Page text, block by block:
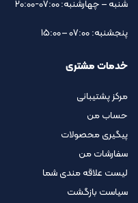
شنبه – چهارشنبه: 07:00-20:00
پنجشنبه: 07:00 – 15:00
خدمات مشتری
مرکز پشتیبانی
حساب من
پیگیری محصولات
سفارشات من
لیست علاقه مندی شما
سیاست بازگشت